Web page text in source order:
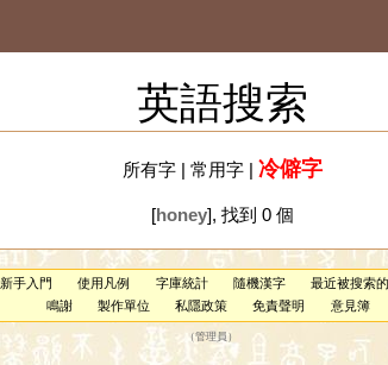
英語搜索
所有字| 常用字| 冷僻字
[honey], 找到 0 個
新手入門 使用凡例 字庫統計 隨機漢字
最近被搜索
鳴謝
製作單位 私隱政策 免責聲明 意見簿
（管理員 ）